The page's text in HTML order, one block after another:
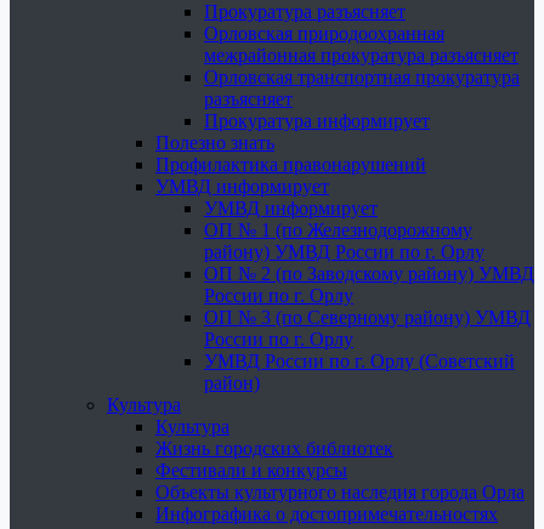
Прокуратура разъясняет
Орловская природоохранная
межрайонная прокуратура разъясняет
Орловская транспортная прокуратура
разъясняет
Прокуратура информирует
Полезно знать
Профилактика правонарушений
УМВД информирует
УМВД информирует
ОП № 1 (по Железнодорожному
району) УМВД России по г. Орлу
ОП № 2 (по Заводскому району) УМВД
России по г. Орлу
ОП № 3 (по Северному району) УМВД
России по г. Орлу
УМВД России по г. Орлу (Советский
район)
Культура
Культура
Жизнь городских библиотек
Фестивали и конкурсы
Объекты культурного наследия города Орла
Инфографика о достопримечательностях